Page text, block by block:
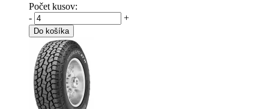
Počet kusov:
-
+
Do košíka